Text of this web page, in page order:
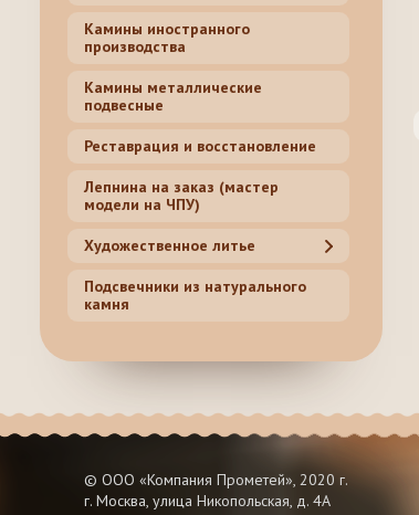
Камины иностранного
производства
Камины металлические
подвесные
Реставрация и восстановление
Лепнина на заказ (мастер
модели на ЧПУ)
Художественное литье
Подсвечники из натурального
камня
© ООО «Компания Прометей», 2020 г.
г. Москва, улица Никопольская, д. 4А